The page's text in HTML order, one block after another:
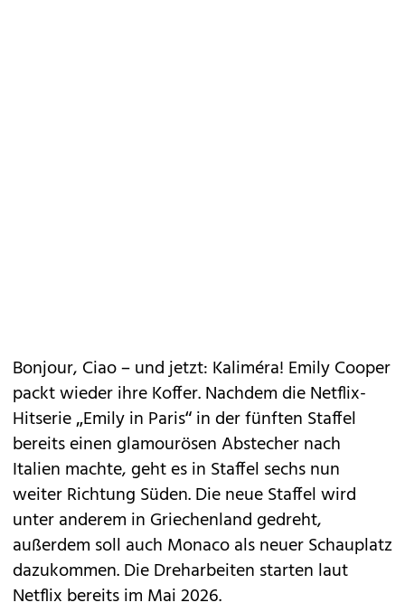
Bonjour, Ciao – und jetzt: Kaliméra! Emily Cooper
packt wieder ihre Koffer. Nachdem die Netflix-
Hitserie „Emily in Paris“ in der fünften Staffel
bereits einen glamourösen Abstecher nach
Italien machte, geht es in Staffel sechs nun
weiter Richtung Süden. Die neue Staffel wird
unter anderem in Griechenlandgedreht,
außerdem soll auch Monaco als neuer Schauplatz
dazukommen. Die Dreharbeiten starten laut
Netflix bereits im Mai 2026.